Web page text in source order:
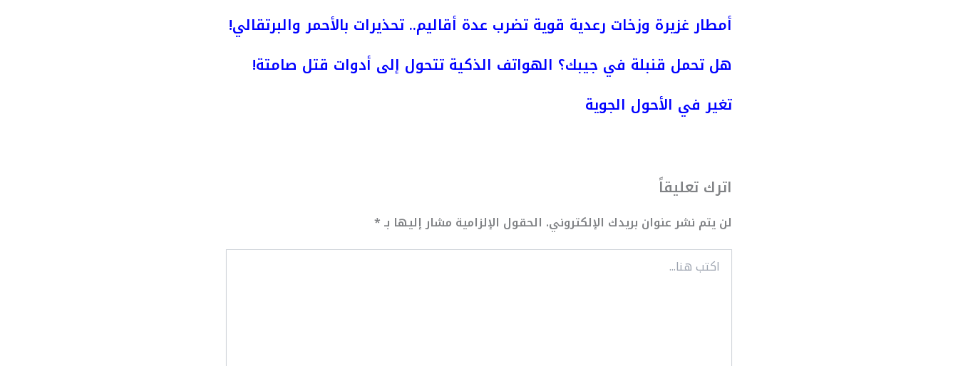
أمطار غزيرة وزخات رعدية قوية تضرب عدة أقاليم.. تحذيرات بالأحمر والبرتقالي!
هل تحمل قنبلة في جيبك؟ الهواتف الذكية تتحول إلى أدوات قتل صامتة!
تغير في الأحول الجوية
اترك تعليقاً
لن يتم نشر عنوان بريدك الإلكتروني. الحقول الإلزامية مشار إليها بـ*
اكتب
هنا...